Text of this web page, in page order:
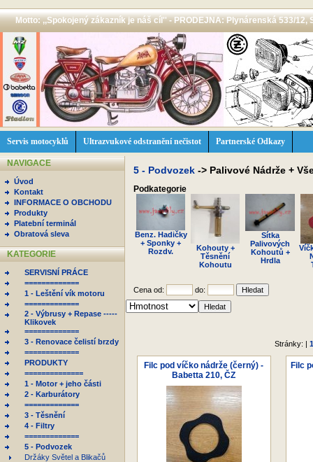
Motto: ,,Spokojený zákazník je náš cíl'' - PRODEJNA: Plynárenská 533/12,
Servis motocyklů Ultrazvukové odstranění nečistot Partnerské Odkazy
NAVIGACE
Úvod
Kontakt
INFORMACE O OBCHODU
Produkty
Platební terminál
Obratová sleva
KATEGORIE
SERVISNÍ PRÁCE
=============
1 - Leštění vík motoru
=============
2 - Výbrusy + Repase -----
Klikovek
=============
3 - Renovace čelistí brzdy
=============
PRODUKTY
==============
1 - Motor + jeho části
2 - Karburátory
=============
3 - Těsnění
4 - Filtry
=============
5 - Podvozek
Držáky Světel a Blikačů
5 - Podvozek -> Palivové Nádrže +
Podkategorie
Benz. Hadičky
+ Sponky +
Rozdv.
Kohouty +
Těsnění
Kohoutu
Sítka
Palivových
Kohoutů +
Hrdla
Cena od: do:
Stránky: | 1
Filc pod víčko nádrže (černý) -
Babetta 210, ČZ
Filc